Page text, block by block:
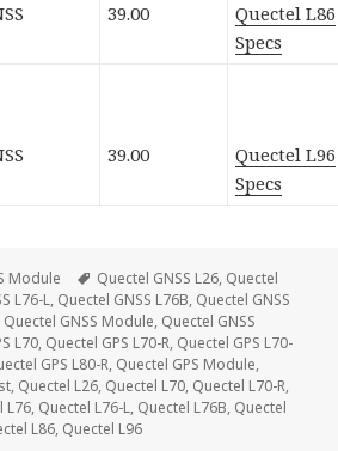
39.00
Quectel L86
Specs
39.00
Quectel L96
Specs
Module Tags
Quectel GNSS L26, Quectel
L76-L, Quectel GNSS L76B, Quectel GNSS
Quectel GNSS Module, Quectel GNSS
L70, Quectel GPS L70-R, Quectel GPS L70-
GPS L80-R, Quectel GPS Module,
, Quectel L26, Quectel L70, Quectel L70-R,
L76, Quectel L76-L, Quectel L76B, Quectel
L86, Quectel L96